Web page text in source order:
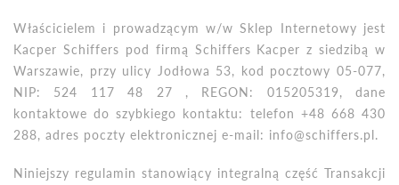
Właścicielem i prowadzącym w/w Sklep Internetowy jest
Kacper Schiffers pod firmą Schiffers Kacper z siedzibą w
Warszawie, przy ulicy Jodłowa 53, kod pocztowy 05-077,
NIP: 524 117 48 27 , REGON: 015205319, dane
kontaktowe do szybkiego kontaktu: telefon +48 668 430
288, adres poczty elektronicznej e-mail: info@schiffers.pl.
Niniejszy regulamin stanowiący integralną część Transakcji